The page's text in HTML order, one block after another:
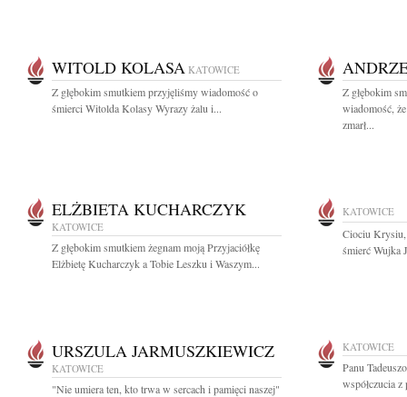
WITOLD KOLASA KATOWICE
Z głębokim smutkiem przyjęliśmy wiadomość o
śmierci Witolda Kolasy Wyrazy żalu i...
Z głębokim
wiadomość,
zmarł...
ELŻBIETA KUCHARCZYK
KATOWICE
Z głębokim smutkiem żegnam moją Przyjaciółkę
Elżbietę Kucharczyk a Tobie Leszku i Waszym...
KATOWICE
Ciociu
śmierć Wujka
URSZULA JARMUSZKIEWICZ
KATOWICE
"Nie umiera ten, kto trwa w sercach i pamięci naszej"
KATOWICE
Panu
współczucia